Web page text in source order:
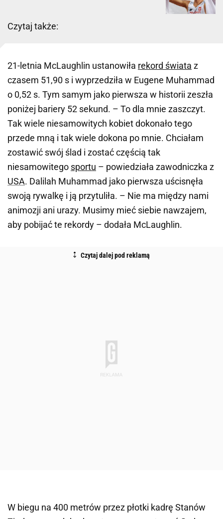
Czytaj także:
21-letnia McLaughlin ustanowiła rekord świata z
czasem 51,90 s i wyprzedziła w Eugene Muhammad
o 0,52 s. Tym samym jako pierwsza w historii zeszła
poniżej bariery 52 sekund. – To dla mnie zaszczyt.
Tak wiele niesamowitych kobiet dokonało tego
przede mną i tak wiele dokona po mnie. Chciałam
zostawić swój ślad i zostać częścią tak
niesamowitego sportu – powiedziała zawodniczka z
USA. Dalilah Muhammad jako pierwsza uścisnęła
swoją rywalkę i ją przytuliła. – Nie ma między nami
animozji ani urazy. Musimy mieć siebie nawzajem,
aby pobijać te rekordy – dodała McLaughlin.
W biegu na 400 metrów przez płotki kadrę Stanów